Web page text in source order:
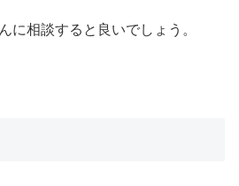
に相談すると良いでしょう。